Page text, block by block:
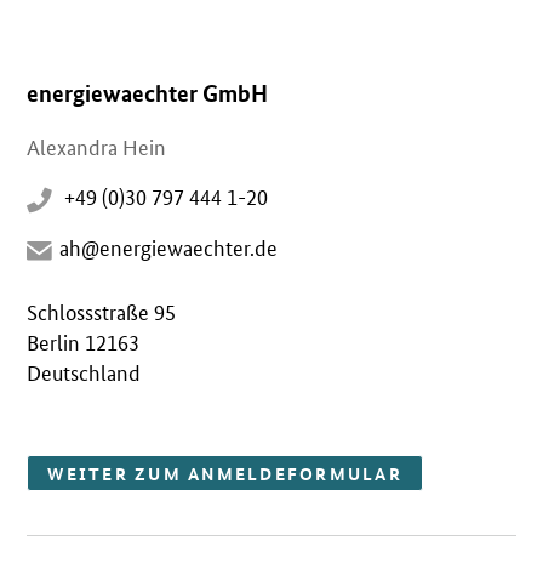
energiewaechter GmbH
Alexandra Hein
+49 (0)30 797 444 1-20
ah@energiewaechter.de
Schlossstraße 95
Berlin 12163
Deutschland
WEITER ZUM ANMELDEFORMULAR